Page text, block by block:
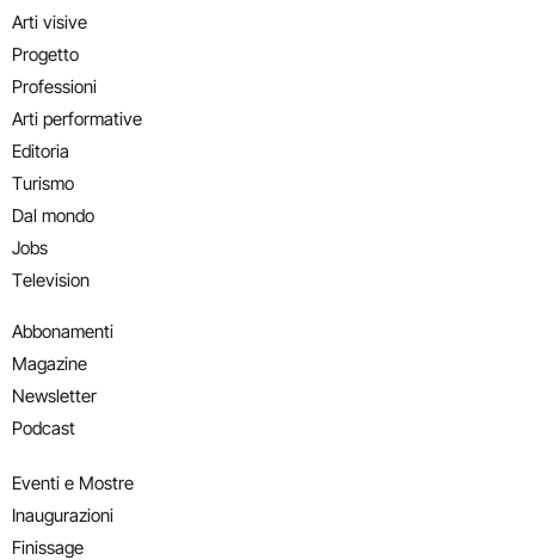
Arti visive
Progetto
Professioni
Arti performative
Editoria
Turismo
Dal mondo
Jobs
Television
Abbonamenti
Magazine
Newsletter
Podcast
Eventi e Mostre
Inaugurazioni
Finissage